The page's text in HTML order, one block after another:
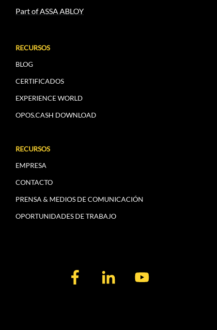
Part of ASSA ABLOY
RECURSOS
BLOG
CERTIFICADOS
EXPERIENCE WORLD
OPOS.CASH DOWNLOAD
RECURSOS
EMPRESA
CONTACTO
PRENSA & MEDIOS DE COMUNICACIÓN
OPORTUNIDADES DE TRABAJO